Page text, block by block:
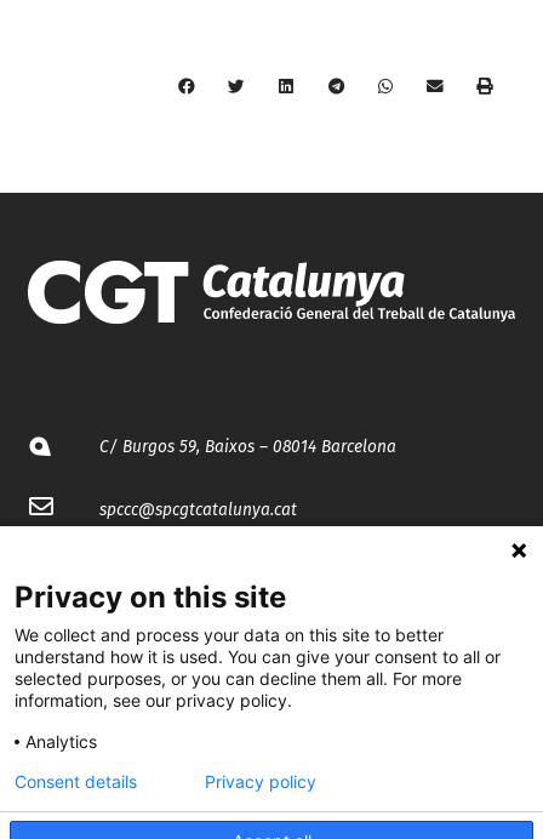
C/ Burgos 59, Baixos – 08014 Barcelona
spccc@spcgtcatalunya.cat
@CGTCatalunya
cgtcatalunya
CGTCatalunya
cgtcatalunya
Privacy on this site
We collect and process your data on this site to better
understand how it is used. You can give your consent to all or
selected purposes, or you can decline them all. For more
information, see our privacy policy.
Analytics
Consent details Privacy policy